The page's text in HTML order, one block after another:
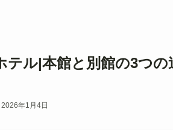
テル|本館と別館の3つ
2026年1月4日